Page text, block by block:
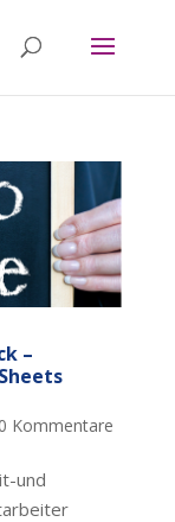
–
0 Kommentare
und